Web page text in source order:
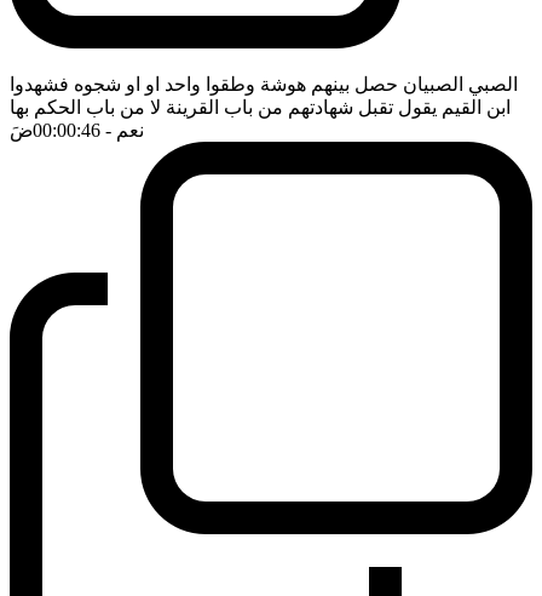
الصبي الصبيان حصل بينهم هوشة وطقوا واحد او او شجوه فشهدوا
ابن القيم يقول تقبل شهادتهم من باب القرينة لا من باب الحكم بها
نعم - 00:00:46 ضَ